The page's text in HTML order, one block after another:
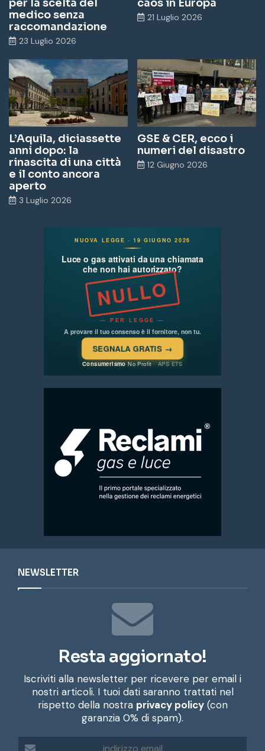
per la scelta del
medico senza
raccomandazione
23 Luglio 2026
caos in Europa
21 Luglio 2026
L’Aquila, diciassette
anni dopo: la
rinascita di una città
e il conto ancora
aperto
3 Luglio 2026
GSE & CER, ecco i
numeri del disastro
12 Giugno 2026
NEWSLETTER
Resta aggiornato!
Iscriviti alla newsletter per ricevere per email i
nostri articoli. I tuoi dati saranno trattati nel
rispetto della nostra privacy policy(con
garanzia 0% di spam).